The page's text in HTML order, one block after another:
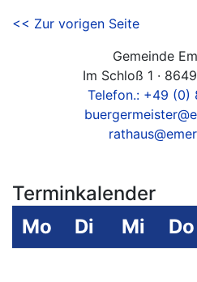
<< Zur vorigen Seite
Gemeinde
Im Schloß 1 ·
Telefon.: +49 (0)
Terminkalender
Mo
Di Mi Do